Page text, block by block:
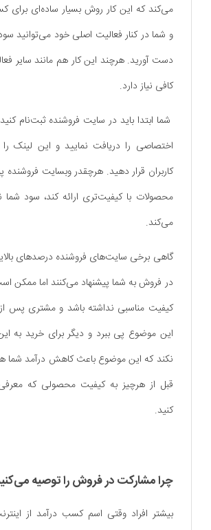
می‌کند که این کار روش بسیار ساده‌ای
و شما در کنار فعالیت اصلی خود می‌توانید
دست آورید. هرچند این کار هم مانند سایر
کافی نیاز دارد.
شما ابتدا باید در سایت فروشنده ثبت‌نام
اختصاصی را دریافت نمایید و این لینک
کاربران قرار دهید. هرچقدر وبسایت فروشنده
محصولات با کیفیت‌تری ارائه کند، سود شما
می‌کند.
گاهی برخی سایت‌های فروشنده درصد‌های
در فروش به شما پیشنهاد می‌کنند اما ممکن
کیفیت مناسبی نداشته باشد و مشتری پس
این موضوع پی ببرد و دیگر برای خرید به
نکند که این موضوع باعث کاهش درآمد
قبل از هرچیز به کیفیت محصولی که
کنید.
چرا مشارکت در فروش را توصیه
بیشتر افراد وقتی اسم کسب درآمد از